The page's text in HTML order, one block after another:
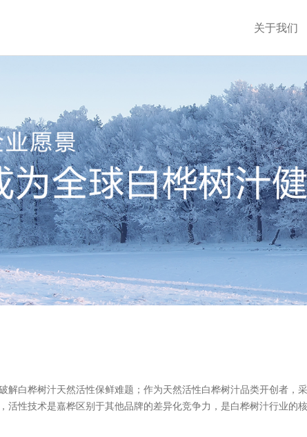
关于我们
解白桦树汁天然活性保鲜难题；作为天然活性白桦树汁品类开创者
活性技术是嘉桦区别于其他品牌的差异化竞争力，是白桦树汁行业的核